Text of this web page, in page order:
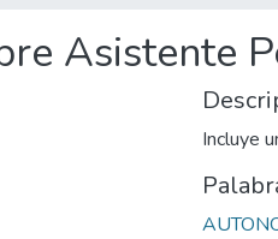
Asistente
Incluye